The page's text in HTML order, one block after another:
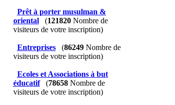
Prêt à porter musulman &
oriental
(121820Nombre de
visiteurs de votre inscription)
Entreprises (86249Nombre de
visiteurs de votre inscription)
Ecoles et Associations à but
éducatif
(78658Nombre de
visiteurs de votre inscription)